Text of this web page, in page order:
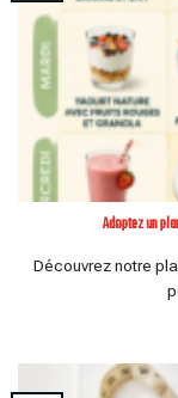
Adoptez un
Découvrez notre